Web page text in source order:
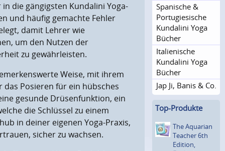
in die gängigsten Kundalini Yoga-
und häufig gemachte Fehler
damit Lehrerwie
um den Nutzen der
zu gewährleisten.
Weise, mit ihrem
das Posieren für ein hübsches
gesunde Drüsenfunktion, ein
die Schlüssel zu einem
in deiner eigenen Yoga-Praxis,
sicher zu wachsen.
Spanische &
Portugie­sische
Kundalini Yoga
Bücher
Italienische
Kundalini Yoga
Bücher
Jap Ji, Banis & Co.
Top-Produkte
The Aquarian
Teacher 6th
Edition,